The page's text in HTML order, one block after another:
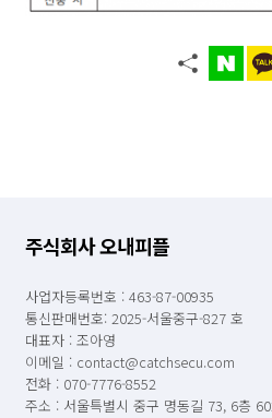
주식회사 오내피플
사업자등록번호 : 463-87-00935
통신판매번호: 2025-서울중구-827 호
대표자 : 조아영
이메일 : contact@catchsecu.com
전화 : 070-7776-8552
주소 : 서울특별시 중구 명동길 73, 6층